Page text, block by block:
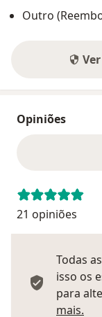
Outro
Opiniões
21 opiniões
Todas
isso os
para
mais.